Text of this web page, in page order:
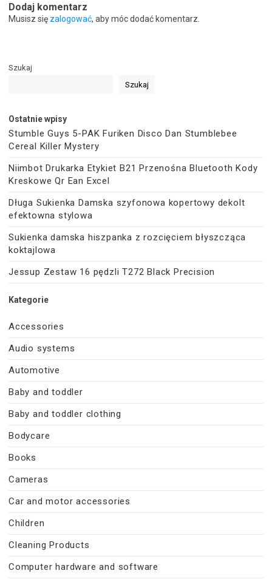
Dodaj komentarz
Musisz się zalogować, aby móc dodać komentarz.
Szukaj
Szukaj
Ostatnie wpisy
Stumble Guys 5-PAK Furiken Disco Dan Stumblebee
Cereal Killer Mystery
Niimbot Drukarka Etykiet B21 Przenośna Bluetooth Kody
Kreskowe Qr Ean Excel
Długa Sukienka Damska szyfonowa kopertowy dekolt
efektowna stylowa
Sukienka damska hiszpanka z rozcięciem błyszcząca
koktajlowa
Jessup Zestaw 16 pędzli T272 Black Precision
Kategorie
Accessories
Audio systems
Automotive
Baby and toddler
Baby and toddler clothing
Bodycare
Books
Cameras
Car and motor accessories
Children
Cleaning Products
Computer hardware and software